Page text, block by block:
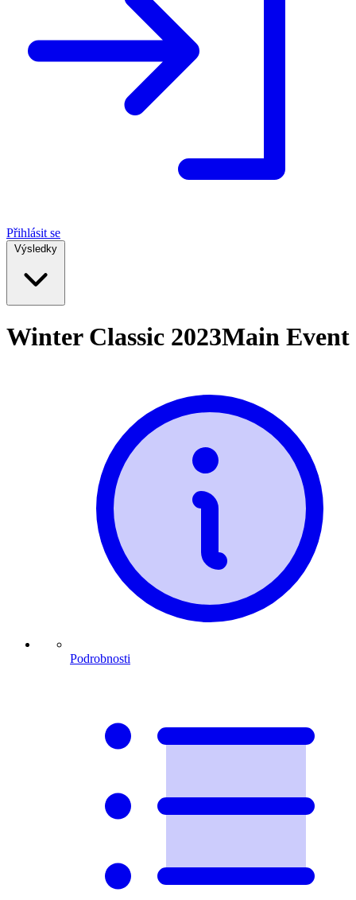
Přihlásit se
Výsledky
Winter Classic 2023Main Event
Podrobnosti